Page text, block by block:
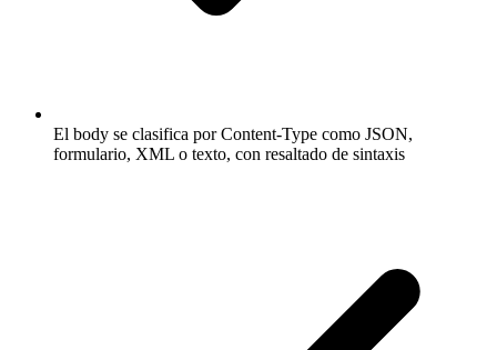
El body se clasifica por Content-Type como JSON,
formulario, XML o texto, con resaltado de sintaxis